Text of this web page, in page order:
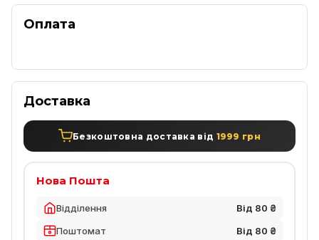
Оплата
Доставка
Безкоштовна доставка від 1999 грн
Нова Пошта
Відділення
Від 80 ₴
Поштомат
Від 80 ₴